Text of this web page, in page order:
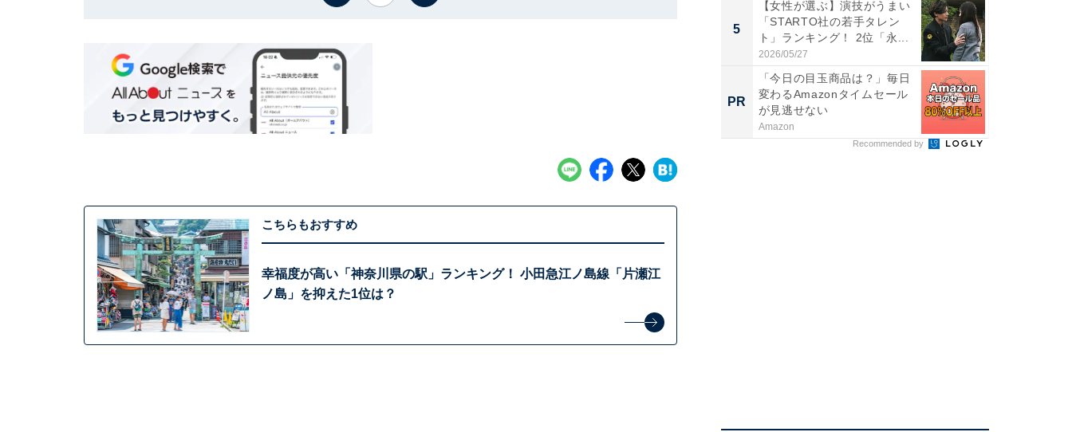
こちらもおすすめ
幸福度が高い「神奈川県の駅」ランキング！ 小田急江ノ島線「片瀬江
ノ島」を抑えた1位は？
5
【女性が選ぶ】演技がうまい
「STARTO社の若手タレン
ト」ランキング！ 2位「永...
2026/05/27
PR
「今日の目玉商品は？」毎日
変わるAmazonタイムセール
が見逃せない
Amazon
Recommended by